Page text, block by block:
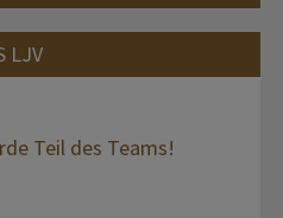
LJV
Teil des Teams!